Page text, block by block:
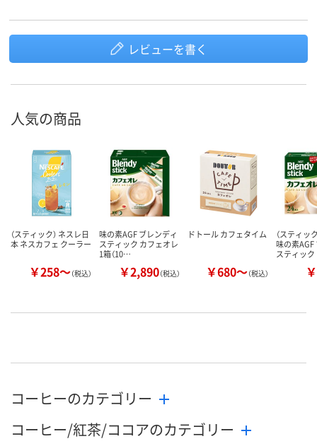
レビューを書く
人気の商品
（スティック） ネスレ日
本 ネスカフェ クーラー
￥258～（税込）
味の素AGF ブレンディ
スティック カフェオレ
1箱（10…
￥2,890（税込）
ドトール カフェタイム
￥680～（税込）
（スティッ
味の素AGF
スティッ
コーヒーのカテゴリー
コーヒー/紅茶/ココアのカテゴリー